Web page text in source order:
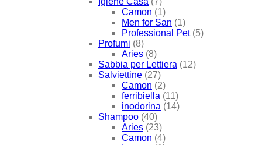
Camon (1)
Men for San (1)
Professional Pet (5)
Profumi (8)
Aries (8)
Sabbia per Lettiera (12)
Salviettine (27)
Camon (2)
ferribiella (11)
inodorina (14)
Shampoo (40)
Aries (23)
Camon (4)